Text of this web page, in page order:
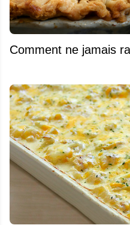
Comment ne jamais